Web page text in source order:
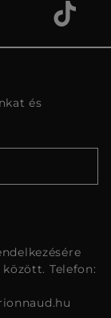
és
Telefon: